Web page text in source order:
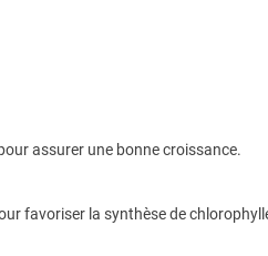
assurer une bonne croissance.
favoriser la synthèse de